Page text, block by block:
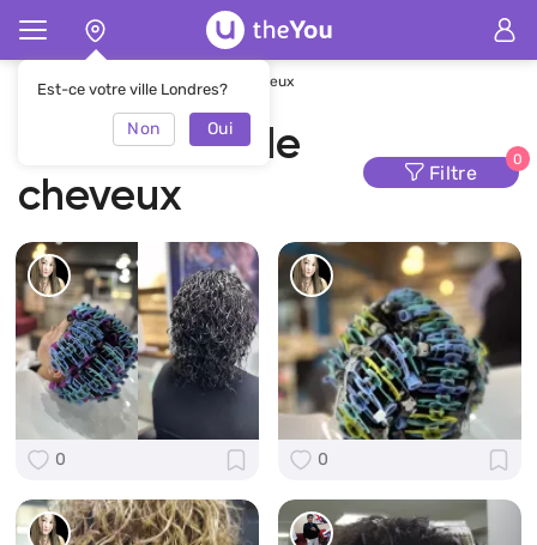
Est-ce votre ville Londres?
Non Oui
Page d'accueil Ondulation de cheveux
Ondulation de
cheveux
Filtre
0
0 0